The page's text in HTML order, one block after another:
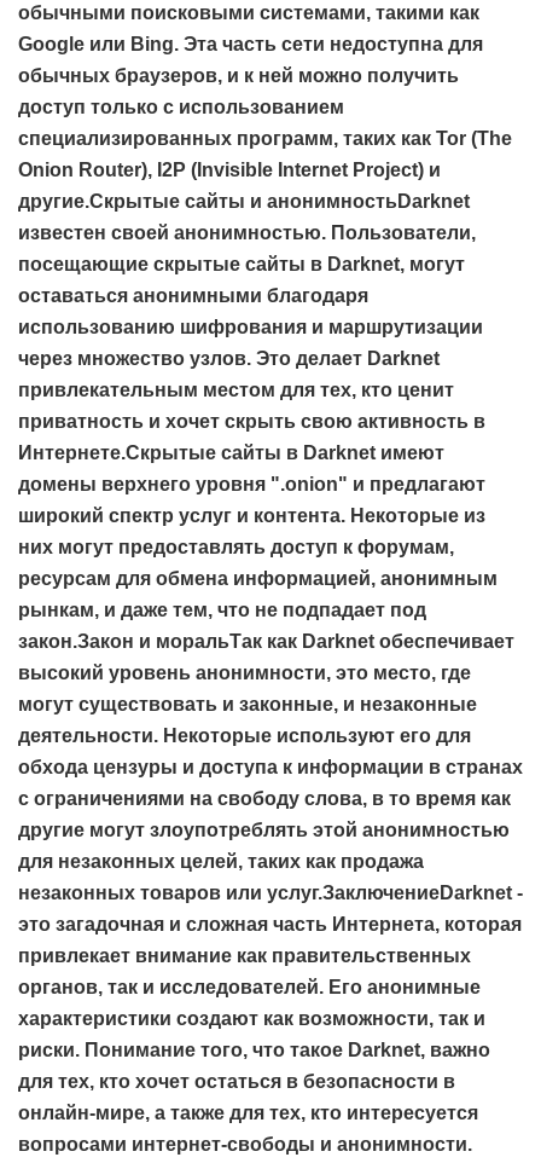
обычными поисковыми системами, такими как
Google или Bing. Эта часть сети недоступна для
обычных браузеров, и к ней можно получить
доступ только с использованием
специализированных программ, таких как Tor (The
Onion Router), I2P (Invisible Internet Project) и
другие.Скрытые сайты и анонимностьDarknet
известен своей анонимностью. Пользователи,
посещающие скрытые сайты в Darknet, могут
оставаться анонимными благодаря
использованию шифрования и маршрутизации
через множество узлов. Это делает Darknet
привлекательным местом для тех, кто ценит
приватность и хочет скрыть свою активность в
Интернете.Скрытые сайты в Darknet имеют
домены верхнего уровня ".onion" и предлагают
широкий спектр услуг и контента. Некоторые из
них могут предоставлять доступ к форумам,
ресурсам для обмена информацией, анонимным
рынкам, и даже тем, что не подпадает под
закон.Закон и моральТак как Darknet обеспечивает
высокий уровень анонимности, это место, где
могут существовать и законные, и незаконные
деятельности. Некоторые используют его для
обхода цензуры и доступа к информации в странах
с ограничениями на свободу слова, в то время как
другие могут злоупотреблять этой анонимностью
для незаконных целей, таких как продажа
незаконных товаров или услуг.ЗаключениеDarknet -
это загадочная и сложная часть Интернета, которая
привлекает внимание как правительственных
органов, так и исследователей. Его анонимные
характеристики создают как возможности, так и
риски. Понимание того, что такое Darknet, важно
для тех, кто хочет остаться в безопасности в
онлайн-мире, а также для тех, кто интересуется
вопросами интернет-свободы и анонимности.